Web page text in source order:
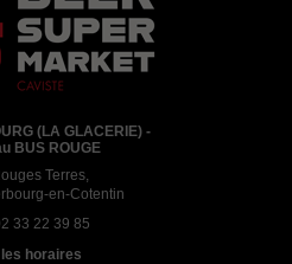
(LA GLACERIE) -
BUS ROUGE
Terres,
en-Cotentin
33 22 39 85
horaires